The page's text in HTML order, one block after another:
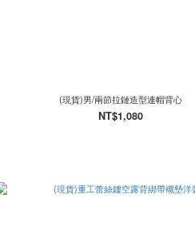
(現貨)男/兩節拉鏈造型連帽背心
NT$1,080